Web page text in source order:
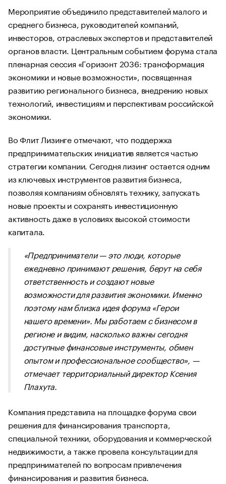
Мероприятие объединило представителей малого и
среднего бизнеса, руководителей компаний,
инвесторов, отраслевых экспертов и представителей
органов власти. Центральным событием форума стала
пленарная сессия «Горизонт 2036: трансформация
экономики и новые возможности», посвященная
развитию регионального бизнеса, внедрению новых
технологий, инвестициям и перспективам российской
экономики.
Во Флит Лизинге отмечают, что поддержка
предпринимательских инициатив является частью
стратегии компании. Сегодня лизинг остается одним
из ключевых инструментов развития бизнеса,
позволяя компаниям обновлять технику, запускать
новые проекты и сохранять инвестиционную
активность даже в условиях высокой стоимости
капитала.
«Предприниматели — это люди, которые
ежедневно принимают решения, берут на себя
ответственность и создают новые
возможности для развития экономики. Именно
поэтому нам близка идея форума «Герои
нашего времени». Мы работаем с бизнесом в
регионе и видим, насколько важны сегодня
доступные финансовые инструменты, обмен
опытом и профессиональное сообщество», —
отмечает территориальный директор Ксения
Плахута.
Компания представила на площадке форума свои
решения для финансирования транспорта,
специальной техники, оборудования и коммерческой
недвижимости, а также провела консультации для
предпринимателей по вопросам привлечения
финансирования и развития бизнеса.